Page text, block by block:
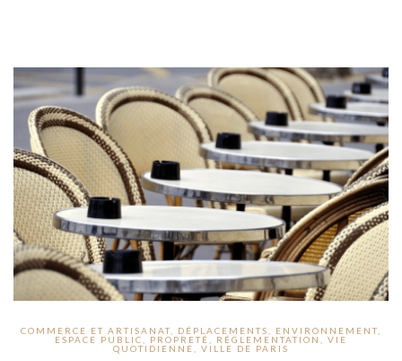
COMMERCE ET ARTISANAT DÉPLACEMENTS ENVIRONNEMENT
ESPACE PUBLIC
PROPRETÉ RÉGLEMENTATION
VIE
QUOTIDIENNE
VILLE DE PARIS